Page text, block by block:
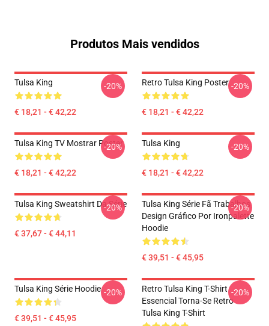
Produtos Mais vendidos
Tulsa King
€ 18,21 - € 42,22
-20% Retro Tulsa King Poster
€ 18,21 - € 42,22
-20%
Tulsa King TV Mostrar Poster
€ 18,21 - € 42,22
-20% Tulsa King
€ 18,21 - € 42,22
-20%
Tulsa King Sweatshirt Da Série
€ 37,67 - € 44,11
-20%
Tulsa King Série Fã Trabalhos
Design Gráfico Por Ironpalette
Hoodie
€ 39,51 - € 45,95
-20%
Tulsa King Série Hoodie
€ 39,51 - € 45,95
-20%
Retro Tulsa King T-Shirt
Essencial Torna-Se Retro
Tulsa King T-Shirt
-20%